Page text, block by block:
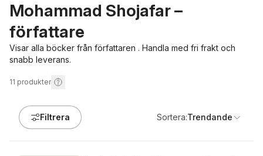
Mohammad Shojafar –
författare
Visar alla böcker från författaren . Handla med fri frakt och
snabb leverans.
11 produkter
Filtrera Sortera:Trendande